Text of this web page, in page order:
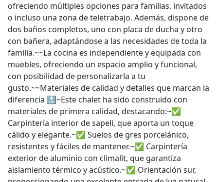
ofreciendo múltiples opciones para familias, invitados
o incluso una zona de teletrabajo. Además, dispone de
dos baños completos, uno con placa de ducha y otro
con bañera, adaptándose a las necesidades de toda la
familia.~~La cocina es independiente y equipada con
muebles, ofreciendo un espacio amplio y funcional,
con posibilidad de personalizarla a tu
gusto.~~Materiales de calidad y detalles que marcan la
diferencia 🔝~Este chalet ha sido construido con
materiales de primera calidad, destacando:~✅
Carpintería interior de sapeli, que aporta un toque
cálido y elegante.~✅ Suelos de gres porcelánico,
resistentes y fáciles de mantener.~✅ Carpintería
exterior de aluminio con climalit, que garantiza
aislamiento térmico y acústico.~✅ Orientación sur,